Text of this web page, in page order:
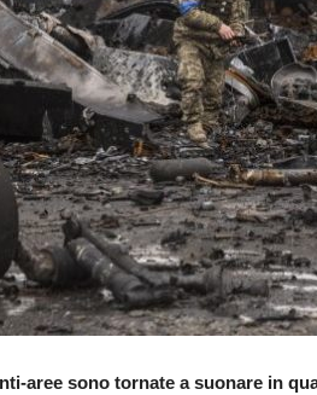
aree sono tornate a suonare in